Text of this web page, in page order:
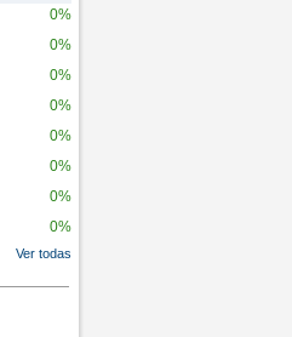
0%
0%
0%
0%
0%
0%
0%
0%
Ver todas